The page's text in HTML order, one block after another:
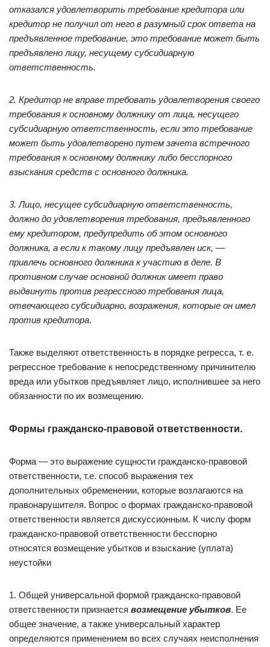
отказался удовлетворить требование кредитора или
кредитор не получил от него в разумный срок ответа на
предъявленное требование, это требование может быть
предъявлено лицу, несущему субсидиарную
ответственность.
2. Кредитор не вправе требовать удовлетворения своего
требования к основному должнику от лица, несущего
субсидиарную ответственность, если это требование
может быть удовлетворено путем зачета встречного
требования к основному должнику либо бесспорного
взыскания средств с основного должника.
3. Лицо, несущее субсидиарную ответственность,
должно до удовлетворения требования, предъявленного
ему кредитором, предупредить об этом основного
должника, а если к такому лицу предъявлен иск, —
привлечь основного должника к участию в деле. В
противном случае основной должник имеет право
выдвинуть против регрессного требования лица,
отвечающего субсидиарно, возражения, которые он имел
против кредитора.
Также выделяют ответственность в порядке регресса, т. е.
регрессное требование к непосредственному причинителю
вреда или убытков предъявляет лицо, исполнившее за него
обязанности по их возмещению.
Формы гражданско-правовой ответственности.
Форма — это выражение сущности гражданско-правовой
ответственности, т.е. способ выражения тех
дополнительных обременении, которые возлагаются на
правонарушителя. Вопрос о формах гражданско-правовой
ответственности является дискуссионным. К числу форм
гражданско-правовой ответственности бесспорно
относятся возмещение убытков и взыскание (уплата)
неустойки
1. Общей универсальной формой гражданско-правовой
ответственности признается возмещение убытков. Ее
общее значение, а также универсальный характер
определяются применением во всех случаях неисполнения